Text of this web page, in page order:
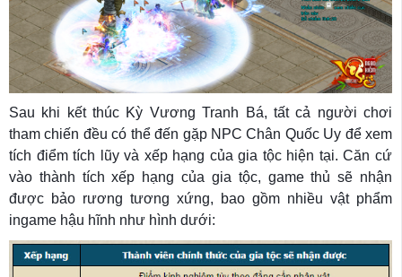
Sau khi kết thúc Kỳ Vương Tranh Bá, tất cả người chơi
tham chiến đều có thể đến gặp NPC Chân Quốc Uy để xem
tích điểm tích lũy và xếp hạng của gia tộc hiện tại. Căn cứ
vào thành tích xếp hạng của gia tộc, game thủ sẽ nhận
được bảo rương tương xứng, bao gồm nhiều vật phẩm
ingame hậu hĩnh như hình dưới: